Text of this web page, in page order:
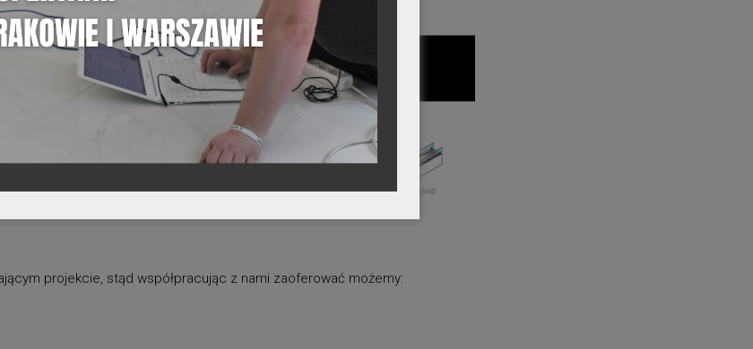
projekcie, stąd współpracując z nami zaoferować możemy: